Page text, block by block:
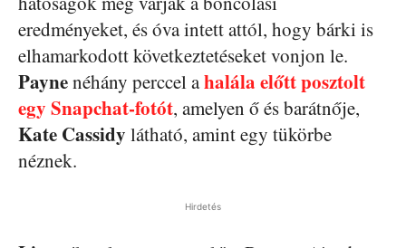
eredményeket, és óva intett attól, hogy bárki is
elhamarkodott következtetéseket vonjon le.
Paynenéhány perccel ahalála előtt posztolt
egy Snapchat-fotót, amelyen ő és barátnője,
Kate Cassidy látható, amint egy tükörbe
néznek.
Hirdetés